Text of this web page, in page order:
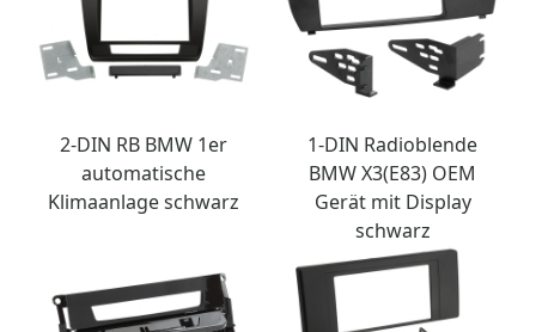
2-DIN RB BMW 1er
automatische
Klimaanlage schwarz
1-DIN Radioblende
BMW X3(E83) OEM
Gerät mit Display
schwarz